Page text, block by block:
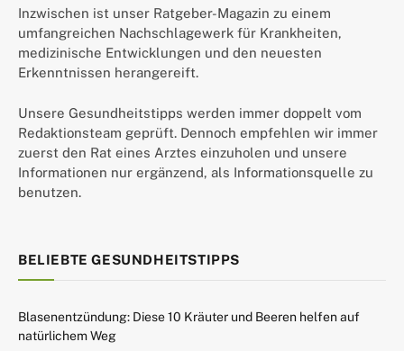
Inzwischen ist unser Ratgeber-Magazin zu einem
umfangreichen Nachschlagewerk für Krankheiten,
medizinische Entwicklungen und den neuesten
Erkenntnissen herangereift.
Unsere Gesundheitstipps werden immer doppelt vom
Redaktionsteam geprüft. Dennoch empfehlen wir immer
zuerst den Rat eines Arztes einzuholen und unsere
Informationen nur ergänzend, als Informationsquelle zu
benutzen.
BELIEBTE GESUNDHEITSTIPPS
Blasenentzündung: Diese 10 Kräuter und Beeren helfen auf
natürlichem Weg